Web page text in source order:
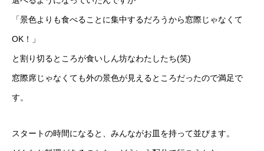
「景色よりも食べることに集中するだろうから窓際じゃなくて
OK！」
と割り切るところが食いしん坊なわたしたち(笑)
窓際席じゃなくても外の景色が見えるところだったので満足で
す。
スタートの時間になると、みんながお皿を持って並びます。